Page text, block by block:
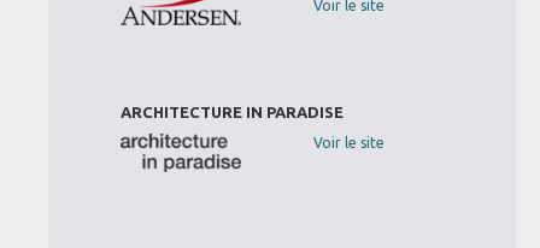
Voir le site
ARCHITECTURE IN PARADISE
Voir le site